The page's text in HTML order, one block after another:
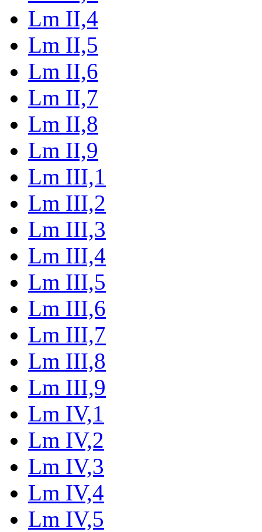
Lm II,4
Lm II,5
Lm II,6
Lm II,7
Lm II,8
Lm II,9
Lm III,1
Lm III,2
Lm III,3
Lm III,4
Lm III,5
Lm III,6
Lm III,7
Lm III,8
Lm III,9
Lm IV,1
Lm IV,2
Lm IV,3
Lm IV,4
Lm IV,5